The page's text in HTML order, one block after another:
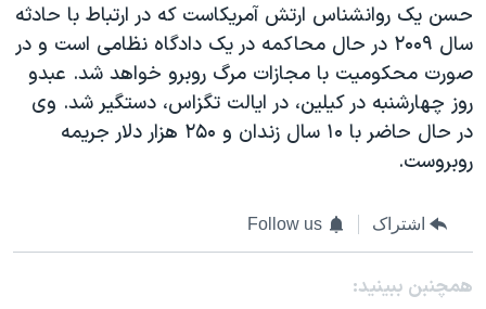
حسن یک روانشناس ارتش آمریکاست که در ارتباط با حادثه
سال ۲۰۰۹ در حال محاکمه در یک دادگاه نظامی است و در
صورت محکومیت با مجازات مرگ روبرو خواهد شد. عبدو
روز چهارشنبه در کیلین، در ایالت تگزاس، دستگیر شد. وی
در حال حاضر با ۱۰ سال زندان و ۲۵۰ هزار دلار جریمه
روبروست.
اشتراک Follow us
همچنبن ببینید: